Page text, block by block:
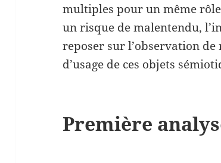
multiples pour un même
un risque de malentendu,
reposer sur l’observation
d’usage de ces objets
Première